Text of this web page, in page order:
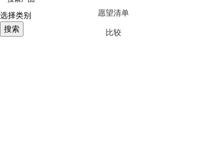
选择类别
搜索
愿望清单
比较